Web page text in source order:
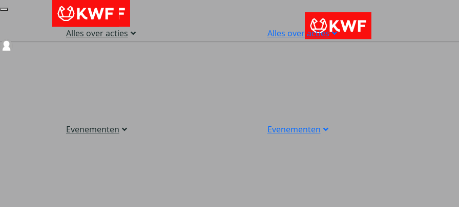
Alles over acties
Evenementen
Alles over acties
Evenementen